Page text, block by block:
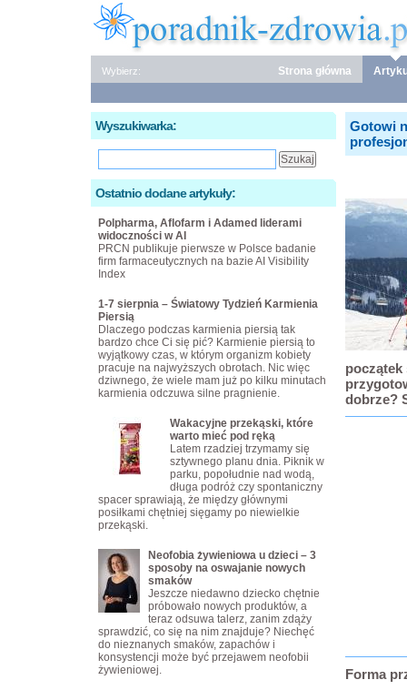
Wybierz: Strona główna
Gotowi
początek
dobrze?
Forma
Wyszukiwarka:
Ostatnio dodane artykuły:
Polpharma, Aflofarm i Adamed liderami
widoczności w AI
PRCN publikuje pierwsze w Polsce badanie
firm farmaceutycznych na bazie AI Visibility
Index
1-7 sierpnia – Światowy Tydzień Karmienia
Piersią
Dlaczego podczas karmienia piersią tak
bardzo chce Ci się pić? Karmienie piersią to
wyjątkowy czas, w którym organizm kobiety
pracuje na najwyższych obrotach. Nic więc
dziwnego, że wiele mam już po kilku minutach
karmienia odczuwa silne pragnienie.
Wakacyjne przekąski, które
warto mieć pod ręką
Latem rzadziej trzymamy się
sztywnego planu dnia. Piknik w
parku, popołudnie nad wodą,
długa podróż czy spontaniczny
spacer sprawiają, że między głównymi
posiłkami chętniej sięgamy po niewielkie
przekąski.
Neofobia żywieniowa u dzieci – 3
sposoby na oswajanie nowych
smaków
Jeszcze niedawno dziecko chętnie
próbowało nowych produktów, a
teraz odsuwa talerz, zanim zdąży
sprawdzić, co się na nim znajduje? Niechęć
do nieznanych smaków, zapachów i
konsystencji może być przejawem neofobii
żywieniowej.